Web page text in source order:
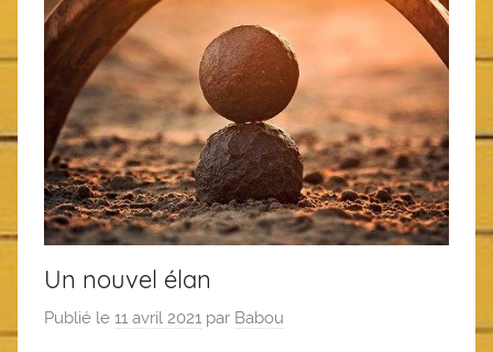
Un nouvel élan
Publié le 11 avril 2021 par Babou